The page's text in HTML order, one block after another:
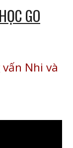
GO
Nhi và